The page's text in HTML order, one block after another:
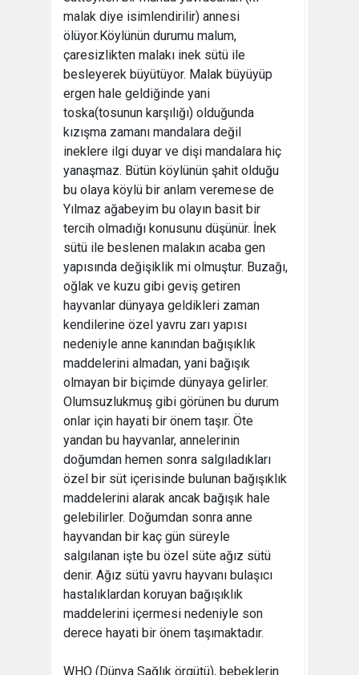
malak diye isimlendirilir) annesi
ölüyor.Köylünün durumu malum,
çaresizlikten malakı inek sütü ile
besleyerek büyütüyor. Malak büyüyüp
ergen hale geldiğinde yani
toska(tosunun karşılığı) olduğunda
kızışma zamanı mandalara değil
ineklere ilgi duyar ve dişi mandalara hiç
yanaşmaz. Bütün köylünün şahit olduğu
bu olaya köylü bir anlam veremese de
Yılmaz ağabeyim bu olayın basit bir
tercih olmadığı konusunu düşünür. İnek
sütü ile beslenen malakın acaba gen
yapısında değişiklik mi olmuştur. Buzağı,
oğlak ve kuzu gibi geviş getiren
hayvanlar dünyaya geldikleri zaman
kendilerine özel yavru zarı yapısı
nedeniyle anne kanından bağışıklık
maddelerini almadan, yani bağışık
olmayan bir biçimde dünyaya gelirler.
Olumsuzlukmuş gibi görünen bu durum
onlar için hayati bir önem taşır. Öte
yandan bu hayvanlar, annelerinin
doğumdan hemen sonra salgıladıkları
özel bir süt içerisinde bulunan bağışıklık
maddelerini alarak ancak bağışık hale
gelebilirler. Doğumdan sonra anne
hayvandan bir kaç gün süreyle
salgılanan işte bu özel süte ağız sütü
denir. Ağız sütü yavru hayvanı bulaşıcı
hastalıklardan koruyan bağışıklık
maddelerini içermesi nedeniyle son
derece hayati bir önem taşımaktadır.
WHO (Dünya Sağlık örgütü), bebeklerin